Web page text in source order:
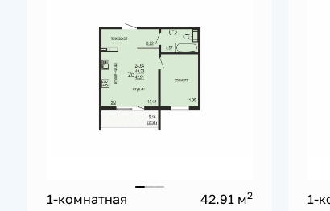
1-комнатная 42.91 м2 1-